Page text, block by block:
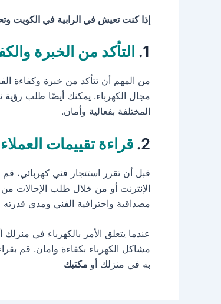
إذا كنت تعيش في الرابية في الكويت
1. التأكد من الخبرة
من المهم أن تتأكد من خبرة وكفاءة
مجال الكهرباء. يمكنك أيضًا طلب رؤية
المختلفة بفعالية وأمان.
2. قراءة تقييمات
قبل أن تقرر استئجار فني كهربائي، قم
الإنترنت أو من خلال طلب الإحالات
مصداقية واحترافية الفني ومدى
عندما يتعلق الأمر بالكهرباء في منزلك
مشاكل الكهرباء بكفاءة وامان. قم
به في منزلك أو مكتبك